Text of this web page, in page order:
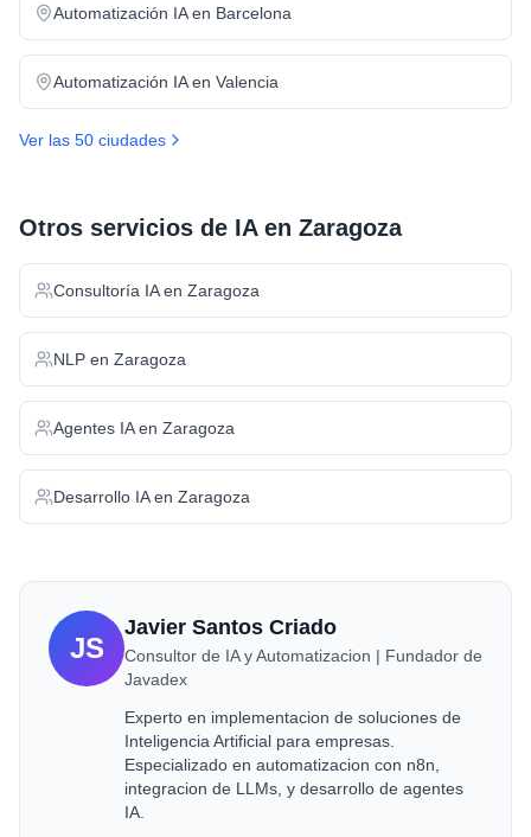
Automatización IAen Barcelona
Automatización IAen Valencia
Ver las 50 ciudades
Otros servicios de IA en Zaragoza
Consultoría IAen Zaragoza
NLP en Zaragoza
Agentes IAen Zaragoza
Desarrollo IAen Zaragoza
JS
Javier Santos Criado
Consultor de IA y Automatizacion | Fundador de
Javadex
Experto en implementacion de soluciones de
Inteligencia Artificial para empresas.
Especializado en automatizacion con n8n,
integracion de LLMs, y desarrollo de agentes
IA.